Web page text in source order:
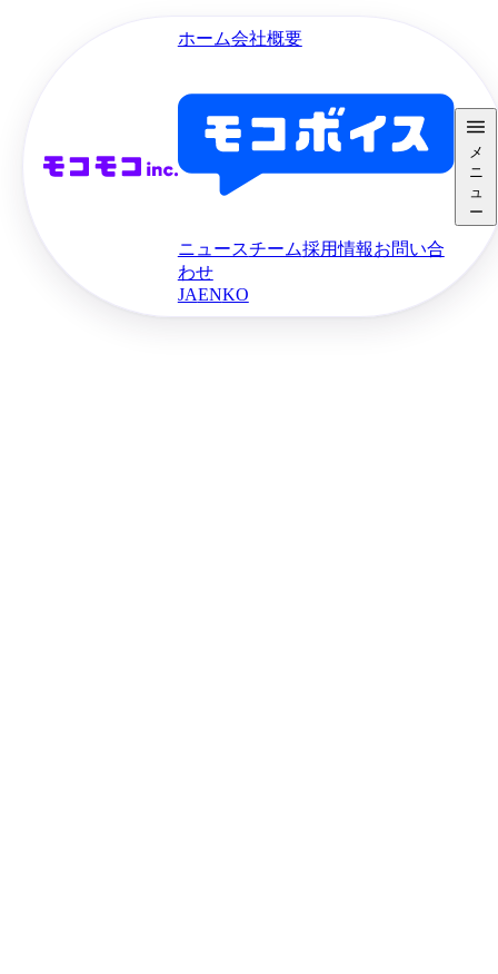
ホーム会社概要
ニュースチーム採用情報お問い合
わせ
JAENKO
メ
ニ
ュ
ー